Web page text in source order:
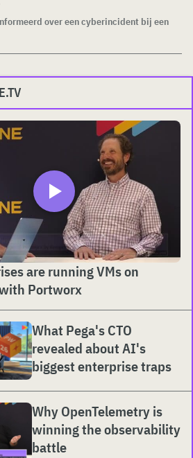
over een cyberincident bij een
are running VMs on
Portworx
What Pega's CTO
revealed about AI's
biggest enterprise traps
Why OpenTelemetry is
winning the observability
battle